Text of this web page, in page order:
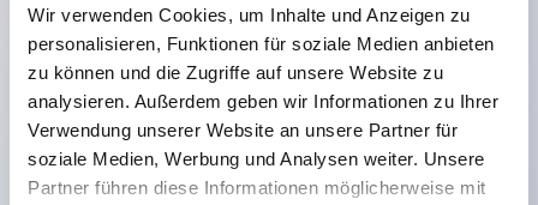
Wir verwenden Cookies, um Inhalte und Anzeigen zu
personalisieren, Funktionen für soziale Medien anbieten
zu können und die Zugriffe auf unsere Website zu
analysieren. Außerdem geben wir Informationen zu Ihrer
Verwendung unserer Website an unsere Partner für
soziale Medien, Werbung und Analysen weiter. Unsere
Partner führen diese Informationen möglicherweise mit
hervorragende Dauerhaltbarkeit. Elek-trische
Dauerhaltbarkeit: über 200.000 Schaltzyklen (AC-
Last) Mechanische Dauerhaltbarkeit: über 30
Millionen Schaltzyklen (AC-Spule, SPDT-Kontakt)
Lötversiegelte Struktur